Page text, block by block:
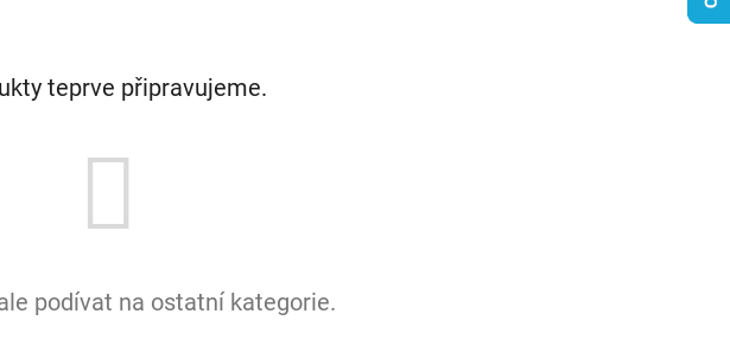
teprve připravujeme.
podívat na ostatní kategorie.